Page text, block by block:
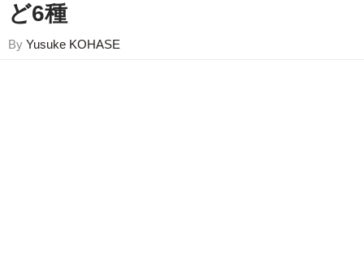
ど6種
By Yusuke KOHASE